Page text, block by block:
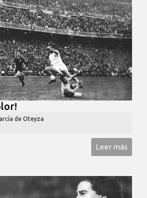
de Oteyza
Leer más